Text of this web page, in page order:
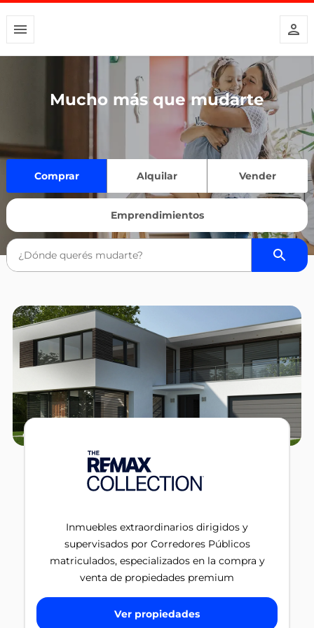
Mucho más que mudarte
Comprar Alquilar Vender
Emprendimientos
Inmuebles extraordinarios dirigidos y
supervisados por Corredores Públicos
matriculados, especializados en la compra y
venta de propiedades premium
Ver propiedades